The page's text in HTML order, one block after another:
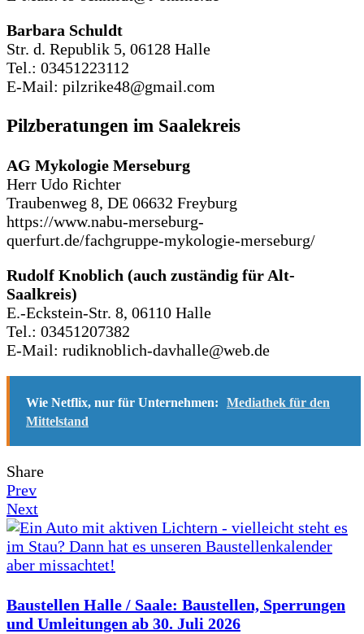
Barbara Schuldt
Str. d. Republik 5, 06128 Halle
Tel.: 03451223112
E-Mail: pilzrike48@gmail.com
Pilzberatungen im Saalekreis
AG Mykologie Merseburg
Herr Udo Richter
Traubenweg 8, DE 06632 Freyburg
https://www.nabu-merseburg-
querfurt.de/fachgruppe-mykologie-merseburg/
Rudolf Knoblich (auch zuständig für Alt-
Saalkreis)
E.-Eckstein-Str. 8, 06110 Halle
Tel.: 03451207382
E-Mail: rudiknoblich-davhalle@web.de
Wie Netflix, nur für Unternehmen:
Mediathek für den
Mittelstand
Share
Prev
Next
Baustellen Halle / Saale: Baustellen, Sperrungen
und Umleitungen ab 30. Juli 2026